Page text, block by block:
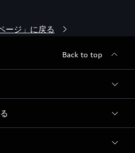
ージ」に戻る
Back to top